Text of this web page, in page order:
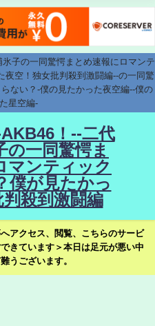
子の一同驚愕まとめ速報にロマンテ
夜空！独女批判殺到激闘編--の一同驚
ない？-僕の見たかった夜空編--僕の
星空編-
！--二代
の一同驚愕ま
マンティック
僕が見たかっ
殺到激闘編
アクセス、閲覧、こちらのサービ
きています＞本日は足元が悪い中
うございます。